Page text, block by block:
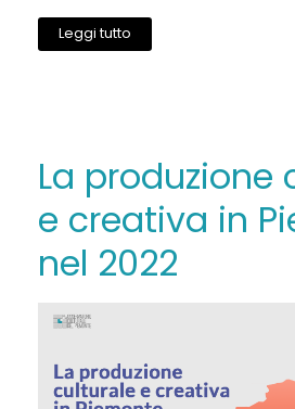
Leggi tutto
La produzione
e creativa in
nel 2022